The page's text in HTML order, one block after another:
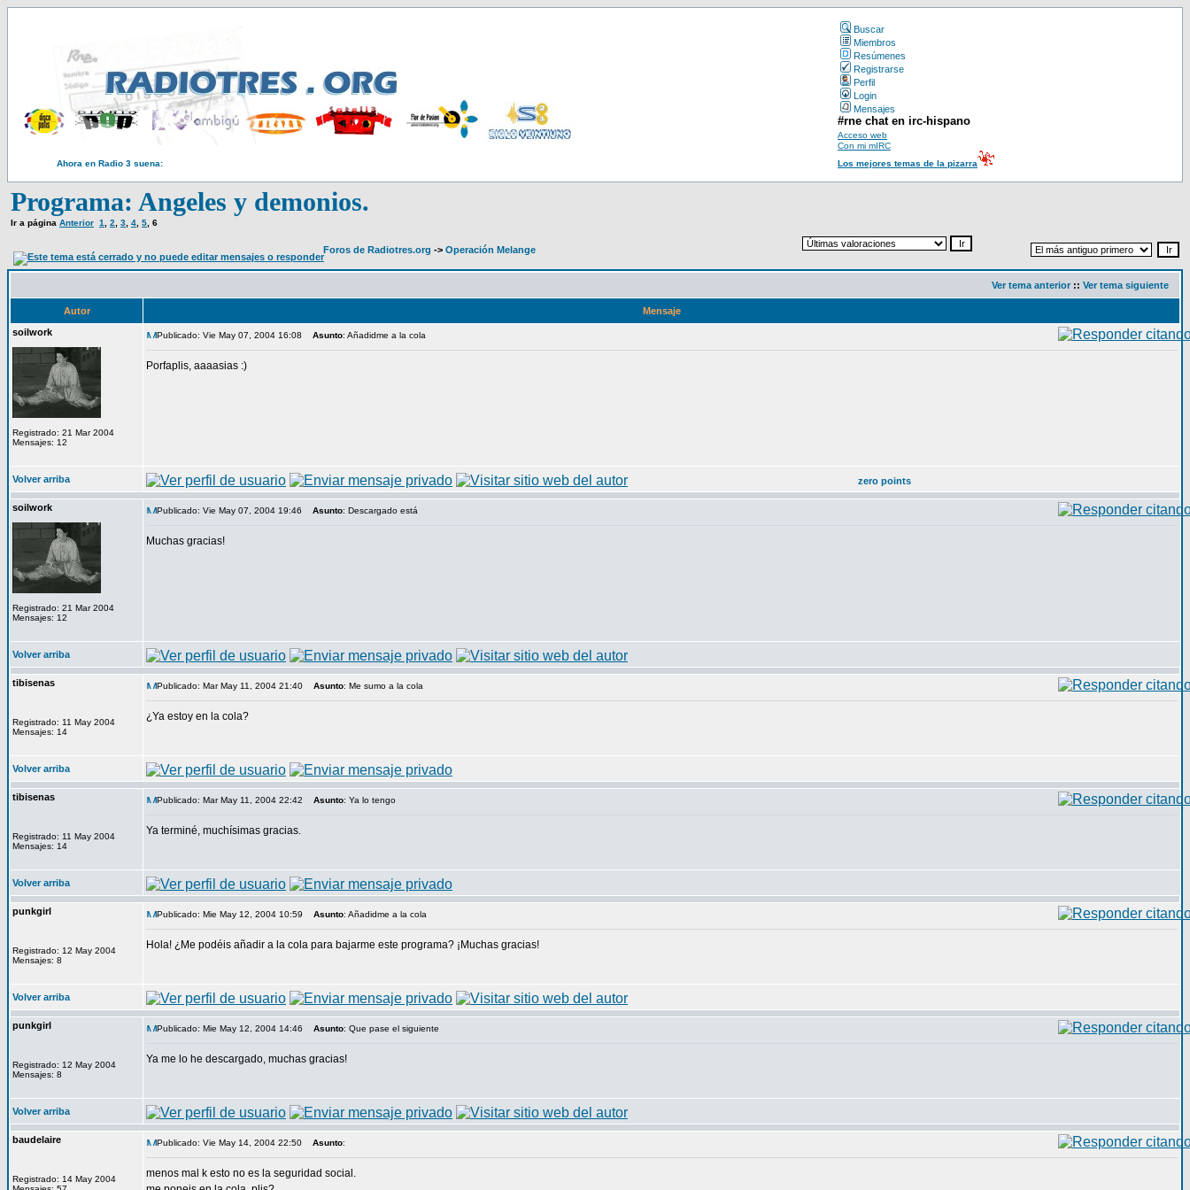
Buscar
Miembros
Resúmenes
Registrarse
Perfil
Login
Mensajes
#rne chat en irc-hispano
Acceso web
Con mi mIRC
Ahora en Radio 3 suena:
Los mejores temas de la pizarra
Programa: Angeles y demonios.
Ir a página Anterior 1 2 3 4 5 6
Foros de Radiotres.org -> Operación Melange
Ver tema anterior :: Ver tema siguiente
Autor
Mensaje
soilwork
Registrado: 21 Mar 2004
Mensajes: 12
Publicado: Vie May 07, 2004 16:08 Asunto: Añadidme a la cola
Porfaplis, aaaasias :)
Volver arriba zero points
soilwork
Registrado: 21 Mar 2004
Mensajes: 12
Publicado: Vie May 07, 2004 19:46 Asunto: Descargado está
Muchas gracias!
Volver arriba
tibisenas
Registrado: 11 May 2004
Mensajes: 14
Publicado: Mar May 11, 2004 21:40 Asunto: Me sumo a la cola
¿Ya estoy en la cola?
Volver arriba
tibisenas
Registrado: 11 May 2004
Mensajes: 14
Publicado: Mar May 11, 2004 22:42 Asunto: Ya lo tengo
Ya terminé, muchísimas gracias.
Volver arriba
punkgirl
Registrado: 12 May 2004
Mensajes: 8
Publicado: Mie May 12, 2004 10:59 Asunto: Añadidme a la cola
Hola! ¿Me podéis añadir a la cola para bajarme este programa? ¡Muchas gracias!
Volver arriba
punkgirl
Registrado: 12 May 2004
Mensajes: 8
Publicado: Mie May 12, 2004 14:46 Asunto: Que pase el siguiente
Ya me lo he descargado, muchas gracias!
Volver arriba
baudelaire
Registrado: 14 May 2004
Publicado: Vie May 14, 2004 22:50 Asunto:
menos mal k esto no es la seguridad social.